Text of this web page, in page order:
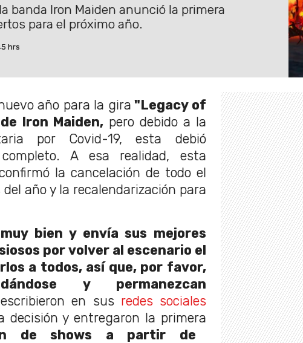
banda Iron Maiden anunció la primera
para el próximo año.
hrs
año para la gira "Legacy of
Iron Maiden, pero debido a la
por Covid-19, esta debió
A esa realidad, esta
la cancelación de todo el
año y la recalendarización para
bien y envía sus mejores
por volver al escenario el
a todos, así que, por favor,
y permanezcan
escribieron en susredes sociales
decisión y entregaron la primera
de shows a partir de